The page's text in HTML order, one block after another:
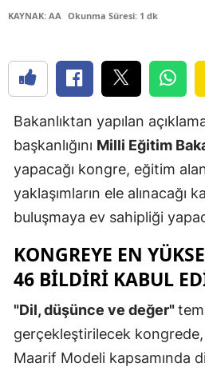
KAYNAK: AA Okunma Süresi: 1 dk
Bakanlıktan yapılan
başkanlığını Milli Eğitim
yapacağı kongre, eğitim
yaklaşımların ele alınacağı
buluşmaya ev sahipliği
KONGREYE EN
46 BILDIRI KABUL
"Dil, düşünce ve değer"
gerçekleştirilecek kongrede,
Maarif Modeli kapsamında